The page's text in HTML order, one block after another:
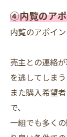
④内覧のア
内覧のアポイ
売主との連絡
を逃してしまう
また購入希望
で、
一組でも多く